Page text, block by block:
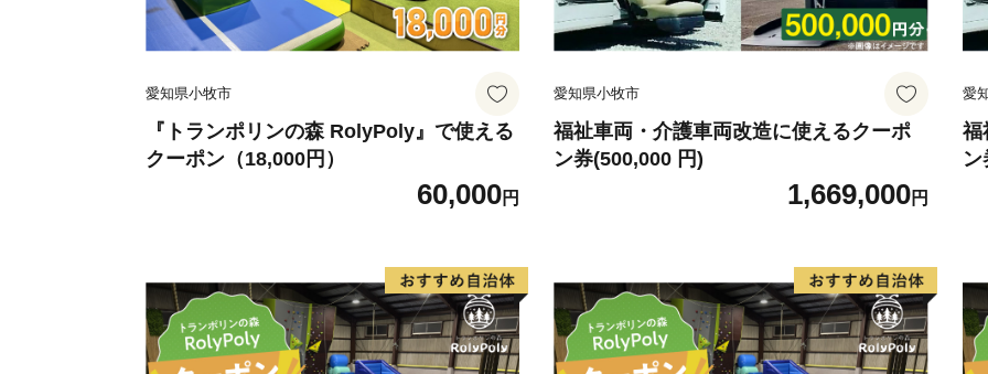
愛知県小牧市
『トランポリンの森 RolyPoly』で使える
クーポン（18,000円）
60,000円
愛知県小牧市
福祉車両・介護車両改造に使えるクーポ
ン券(500,000 円)
1,669,000円
愛
福